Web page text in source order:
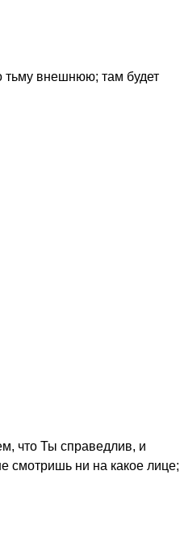
тьму внешнюю; там будет
что Ты справедлив, и
смотришь ни на какое лице;